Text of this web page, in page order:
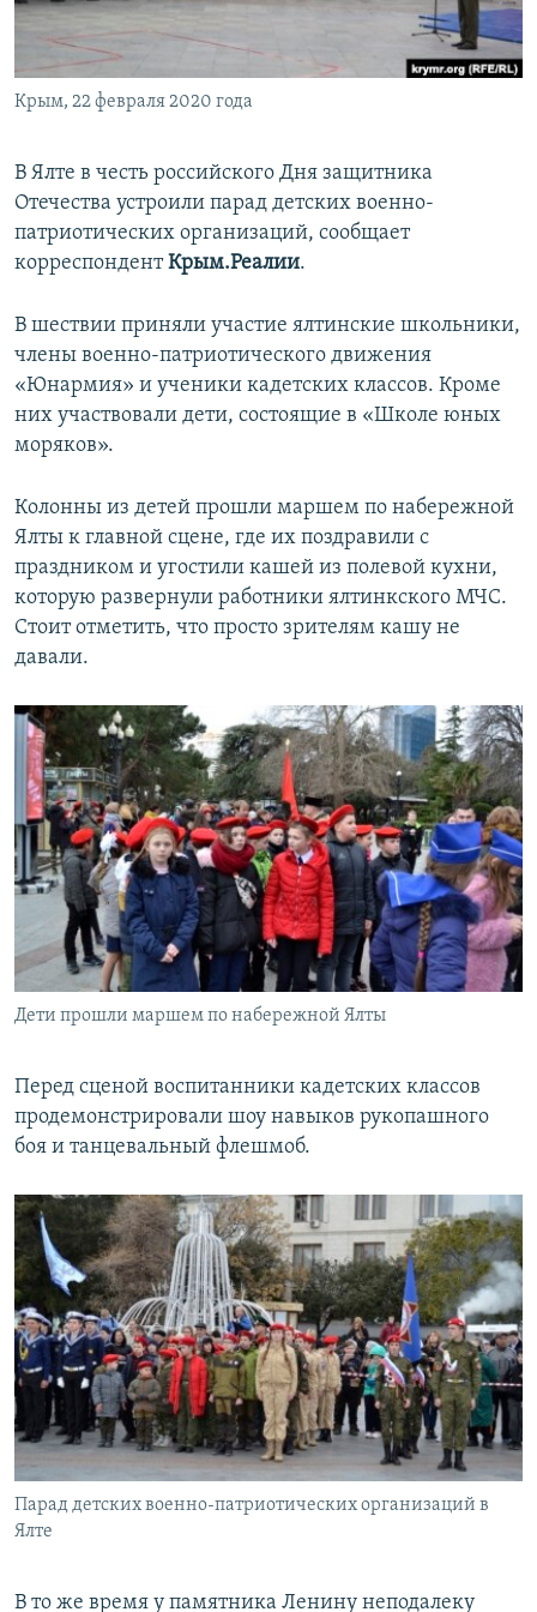
КРЫМ.НЕПОКОРЕННЫЙ
ELIFBE
ПРИСОЕДИНЯЙТЕСЬ!
Все сайты RFE/RL
Крым, 22 февраля 2020 года
В Ялте в честь российского Дня защитника
Отечества устроили парад детских военно-
патриотических организаций, сообщает
корреспондентКрым.Реалии.
В шествии приняли участие ялтинские школьники,
члены военно-патриотического движения
«Юнармия» и ученики кадетских классов. Кроме
них участвовали дети, состоящие в «Школе юных
моряков».
Колонны из детей прошли маршем по набережной
Ялты к главной сцене, где их поздравили с
праздником и угостили кашей из полевой кухни,
которую развернули работники ялтинкского МЧС.
Стоит отметить, что просто зрителям кашу не
давали.
Дети прошли маршем по набережной Ялты
Перед сценой воспитанники кадетских классов
продемонстрировали шоу навыков рукопашного
боя и танцевальный флешмоб.
Парад детских военно-патриотических организаций в
Ялте
В то же время у памятника Ленину неподалеку